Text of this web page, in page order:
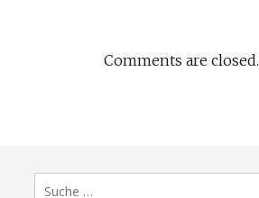
Comments are closed.
Suche